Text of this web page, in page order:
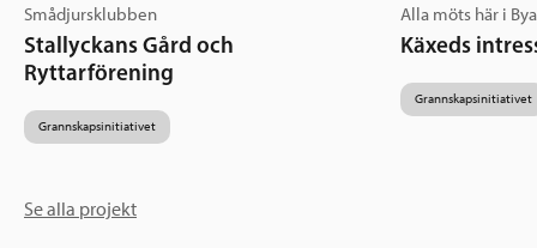
Smådjursklubben
Stallyckans Gård och
Ryttarförening
Grannskapsinitiativet
Alla möts här i
Käxeds
Grannskapsinitiativet
Se alla projekt